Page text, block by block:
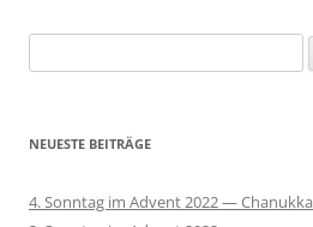
nach:
NEUESTE BEITRÄGE
4. Sonntag im Advent 2022 — Chanukka